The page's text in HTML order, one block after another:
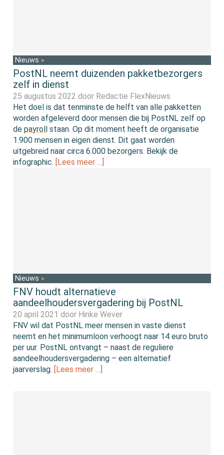
Nieuws
PostNL neemt duizenden pakketbezorgers
zelf in dienst
25 augustus 2022 door Redactie FlexNieuws
Het doel is dat tenminste de helft van alle pakketten
worden afgeleverd door mensen die bij PostNL zelf op
depayroll staan. Op dit moment heeft de organisatie
1.900 mensen in eigen dienst. Dit gaat worden
uitgebreid naar circa 6.000 bezorgers. Bekijk de
infographic. [Lees meer …]
Nieuws
FNV houdt alternatieve
aandeelhoudersvergadering bij PostNL
20 april 2021 door Hinke Wever
FNV wil dat PostNL meer mensen in vaste dienst
neemt en het minimumloon verhoogt naar 14 euro bruto
per uur. PostNL ontvangt – naast de reguliere
aandeelhoudersvergadering – een alternatief
jaarverslag.
[Lees meer …]